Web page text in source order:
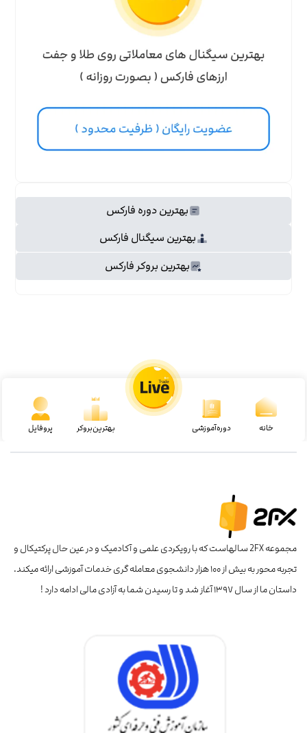
بهترین دوره فارکس
بهترین سیگنال فارکس
بهترین بروکر فارکس
خانه دوره‌آموزشی بهترین‌بروکر پروفایل
مجموعه 2FX سالهاست که با رویکردی علمی و آکادمیک و در عین حال پرکتیکال و
تجربه محور به بیش از ۱۰۰ هزار دانشجوی معامله گری خدمات آموزشی ارائه میکند.
داستان ما از سال ۱۳۹۷ آغاز شد و تا رسیدن شما به آزادی مالی ادامه دارد !